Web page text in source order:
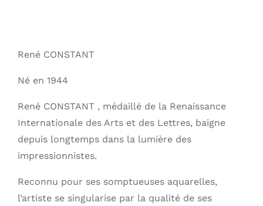
René CONSTANT
Né en 1944
René CONSTANT , médaillé de la Renaissance
Internationale des Arts et des Lettres, baigne
depuis longtemps dans la lumière des
impressionnistes.
Reconnu pour ses somptueuses aquarelles,
l’artiste se singularise par la qualité de ses